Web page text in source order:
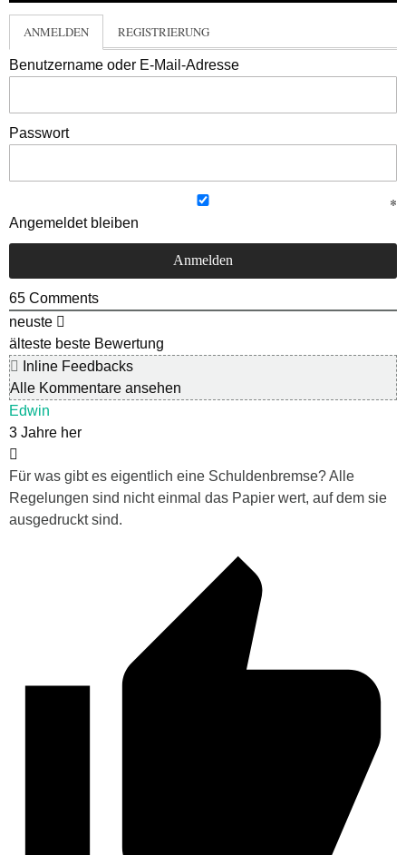
ANMELDEN REGISTRIERUNG
Benutzername oder E-Mail-Adresse
Passwort
Angemeldet bleiben
65 Comments
neuste
älteste beste Bewertung
Inline Feedbacks
Alle Kommentare ansehen
Edwin
3 Jahre her
Für was gibt es eigentlich eine Schuldenbremse? Alle
Regelungen sind nicht einmal das Papier wert, auf dem sie
ausgedruckt sind.